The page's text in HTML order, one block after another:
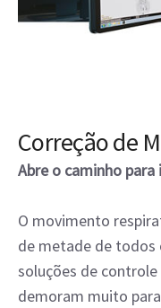
Correção de
Abre o caminho
O movimento
de metade de todos
soluções de
demoram muito